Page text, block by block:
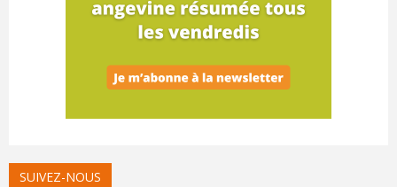
SUIVEZ-NOUS